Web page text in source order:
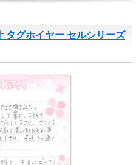
タグホイヤー セルシリーズ